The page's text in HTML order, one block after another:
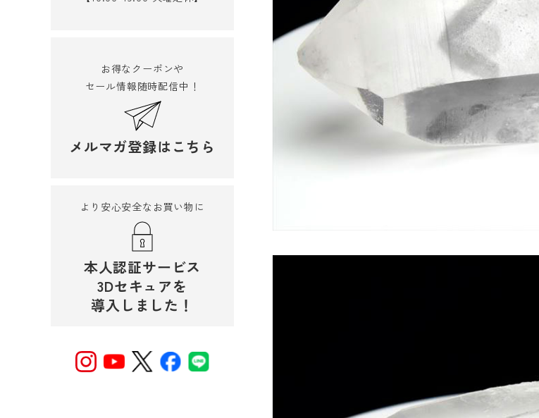
お得なクーポンや
セール情報随時配信中！
メルマガ登録はこちら
より安心安全なお買い物に
本人認証サービス
3Dセキュアを
導入しました！